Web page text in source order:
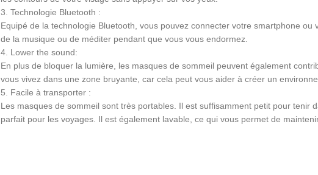
3. Technologie Bluetooth :
Equipé de la technologie Bluetooth, vous pouvez connecter votre smartphone
de la musique ou de méditer pendant que vous vous endormez.
4. Lower the sound:
En plus de bloquer la lumière, les masques de sommeil peuvent également
vous vivez dans une zone bruyante, car cela peut vous aider à créer un
5. Facile à transporter :
Les masques de sommeil sont très portables. Il est suffisamment petit pour tenir
parfait pour les voyages. Il est également lavable, ce qui vous permet de